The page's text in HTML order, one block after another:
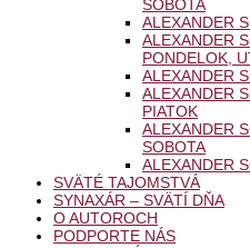
SOBOTA
ALEXANDER
ALEXANDER
PONDELOK,
ALEXANDER
ALEXANDER
PIATOK
ALEXANDER
SOBOTA
ALEXANDER
SVÄTÉ TAJOMSTVÁ
SYNAXÁR – SVÄTÍ DŇA
O AUTOROCH
PODPORTE NÁS